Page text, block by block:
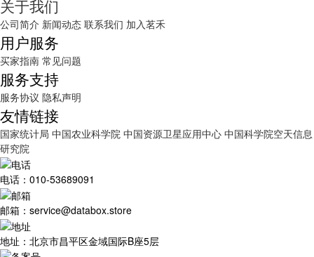
关于我们
公司简介 新闻动态 联系我们 加入茗禾
用户服务
买家指南 常见问题
服务支持
服务协议 隐私声明
友情链接
国家统计局 中国农业科学院 中国资源卫星应用中心 中国科学院空天信息
研究院
电话：010-53689091
邮箱：service@databox.store
地址：北京市昌平区金域国际B座5层